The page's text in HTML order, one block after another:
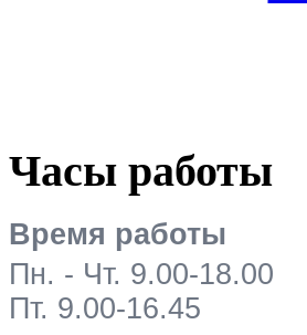
Часы работы
Время работы
Пн. - Чт. 9.00-18.00
Пт. 9.00-16.45